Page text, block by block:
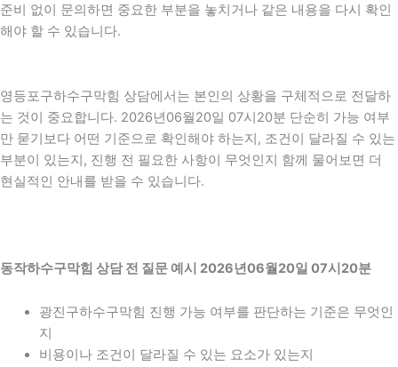
준비 없이 문의하면 중요한 부분을 놓치거나 같은 내용을 다시 확인
해야 할 수 있습니다.
영등포구하수구막힘 상담에서는 본인의 상황을 구체적으로 전달하
는 것이 중요합니다. 2026년06월20일 07시20분 단순히 가능 여부
만 묻기보다 어떤 기준으로 확인해야 하는지, 조건이 달라질 수 있는
부분이 있는지, 진행 전 필요한 사항이 무엇인지 함께 물어보면 더
현실적인 안내를 받을 수 있습니다.
동작하수구막힘 상담 전 질문 예시 2026년06월20일 07시20분
광진구하수구막힘 진행 가능 여부를 판단하는 기준은 무엇인
지
비용이나 조건이 달라질 수 있는 요소가 있는지